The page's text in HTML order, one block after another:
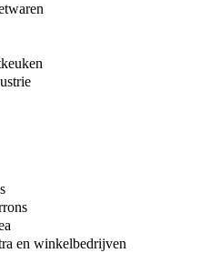
en winkelbedrijven